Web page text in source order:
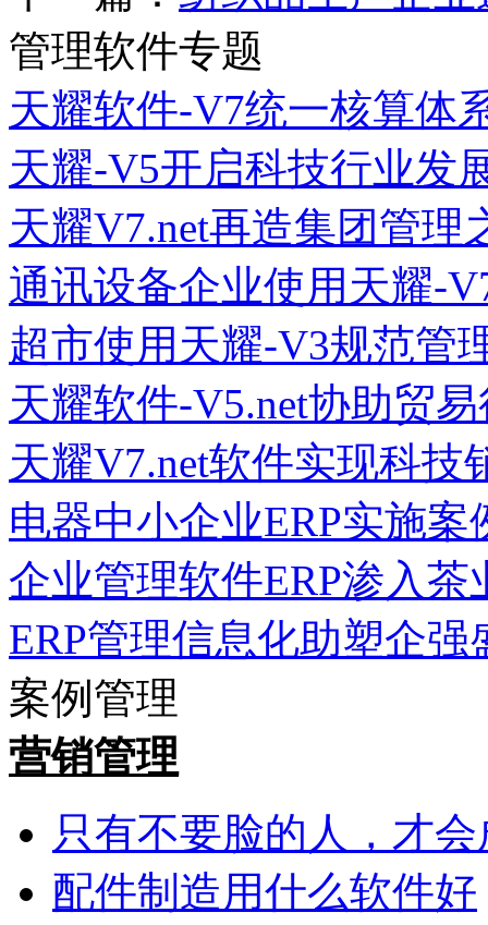
管理软件专题
天耀软件-V7统一核算体
天耀-V5开启科技行业发
天耀V7.net再造集团管理
通讯设备企业使用天耀-
超市使用天耀-V3规范管
天耀软件-V5.net协助贸
天耀V7.net软件实现科技
电器中小企业ERP实施案
企业管理软件ERP渗入茶
ERP管理信息化助塑企强
案例管理
营销管理
只有不要脸的人，才
配件制造用什么软件好